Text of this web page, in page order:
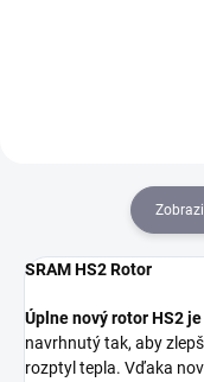
SRAM HS2 Rotor
Úplne nový rotor HS2
navrhnutý tak, aby
rozptyl tepla. Vďaka